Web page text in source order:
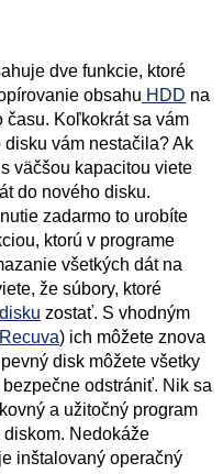
dve funkcie, ktoré
obsahu HDD na
času. Koľkokrát sa vám
vám nestačila? Ak
väčšou kapacitou viete
do nového disku.
zadarmo to urobíte
ktorú v programe
všetkých dát na
že súbory, ktoré
zostať. S vhodným
Recuva) ich môžete znova
disk môžete všetky
odstrániť. Nik sa
a užitočný program
Nedokáže
inštalovaný operačný